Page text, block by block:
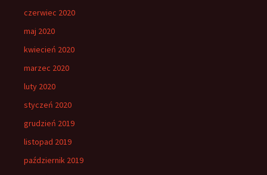
czerwiec 2020
maj 2020
kwiecień 2020
marzec 2020
luty 2020
styczeń 2020
grudzień 2019
listopad 2019
październik 2019